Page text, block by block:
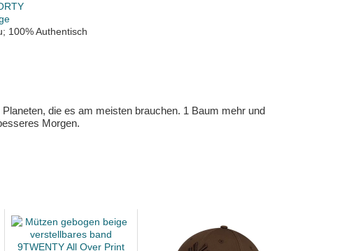
100% Authentisch
die es am meisten brauchen. 1 Baum mehr und
Morgen.